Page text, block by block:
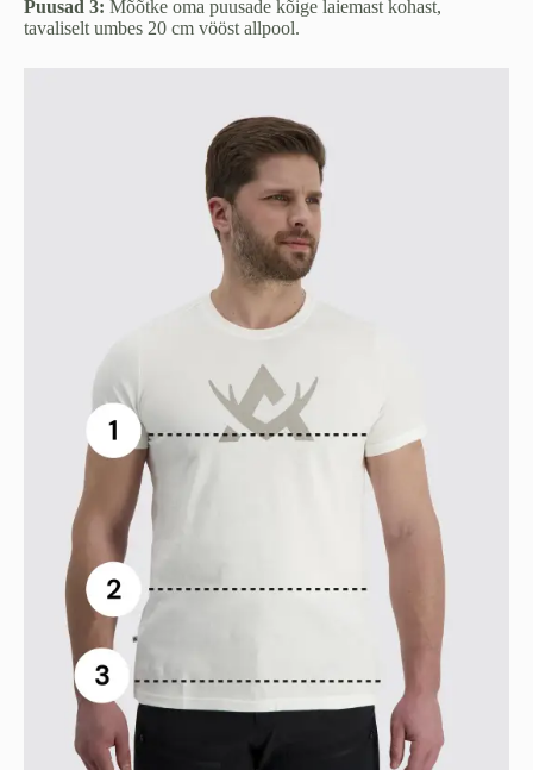
Puusad 3: Mõõtke oma puusade kõige laiemast kohast,
tavaliselt umbes 20 cm vööst allpool.